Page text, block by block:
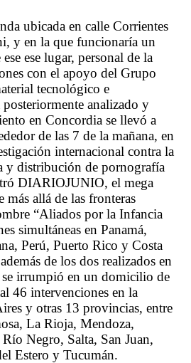
ubicada en calle Corrientes
y en la que funcionaría un
ese lugar, personal de la
con el apoyo del Grupo
tecnológico e
analizado y
en Concordia se llevó a
de las 7 de la mañana, en
internacional contra la
y distribución de pornografía
DIARIOJUNIO, el mega
más allá de las fronteras
“Aliados por la Infancia
simultáneas en Panamá,
Perú, Puerto Rico y Costa
de los dos realizados en
irrumpió en un domicilio de
46 intervenciones en la
y otras 13 provincias, entre
La Rioja, Mendoza,
Negro, Salta, San Juan,
Estero y Tucumán.